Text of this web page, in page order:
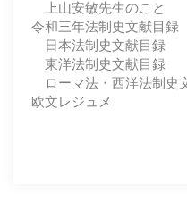
上山安敏先生のこと
令和三年法制史文献目録
日本法制史文献目
東洋法制史文献目
ローマ法・西洋法
欧文レジュメ